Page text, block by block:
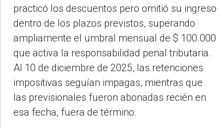
practicó los descuentos pero omitió su ingreso
dentro de los plazos previstos, superando
ampliamente el umbral mensual de $ 100.000
que activa la responsabilidad penal tributaria.
Al 10 de diciembre de 2025, las retenciones
impositivas seguían impagas, mientras que
las previsionales fueron abonadas recién en
esa fecha, fuera de término.